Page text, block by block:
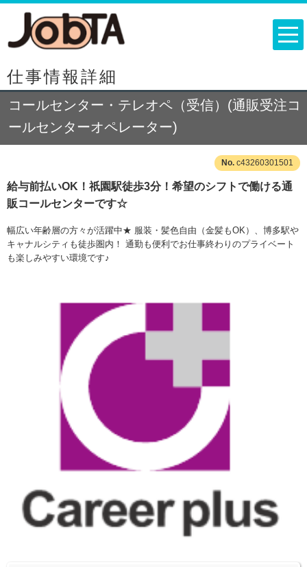
仕事情報詳細
コールセンター・テレオペ（受信）(通販受注コ
ールセンターオペレーター)
c43260301501
給与前払いOK！祇園駅徒歩3分！希望のシフトで働ける通
販コールセンターです☆
幅広い年齢層の方々が活躍中★ 服装・髪色自由（金髪もOK）、博多駅や
キャナルシティも徒歩圏内！ 通勤も便利でお仕事終わりのプライベート
も楽しみやすい環境です♪